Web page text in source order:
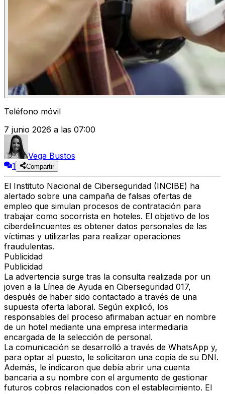
Teléfono móvil
7 junio 2026 a las 07:00
Vega Bustos
1
Compartir
El Instituto Nacional de Ciberseguridad (INCIBE) ha
alertado sobre una campaña de falsas ofertas de
empleo que simulan procesos de contratación para
trabajar como socorrista en hoteles. El objetivo de los
ciberdelincuentes es obtener datos personales de las
víctimas y utilizarlas para realizar operaciones
fraudulentas.
Publicidad
Publicidad
La advertencia surge tras la consulta realizada por un
joven a la Línea de Ayuda en Ciberseguridad 017,
después de haber sido contactado a través de una
supuesta oferta laboral. Según explicó, los
responsables del proceso afirmaban actuar en nombre
de un hotel mediante una empresa intermediaria
encargada de la selección de personal.
La comunicación se desarrolló a través de WhatsApp y,
para optar al puesto, le solicitaron una copia de su DNI.
Además, le indicaron que debía abrir una cuenta
bancaria a su nombre con el argumento de gestionar
futuros cobros relacionados con el establecimiento. El